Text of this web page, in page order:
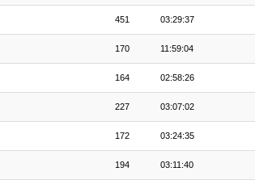
451 03:29:37
170 11:59:04
164 02:58:26
227 03:07:02
172 03:24:35
194 03:11:40